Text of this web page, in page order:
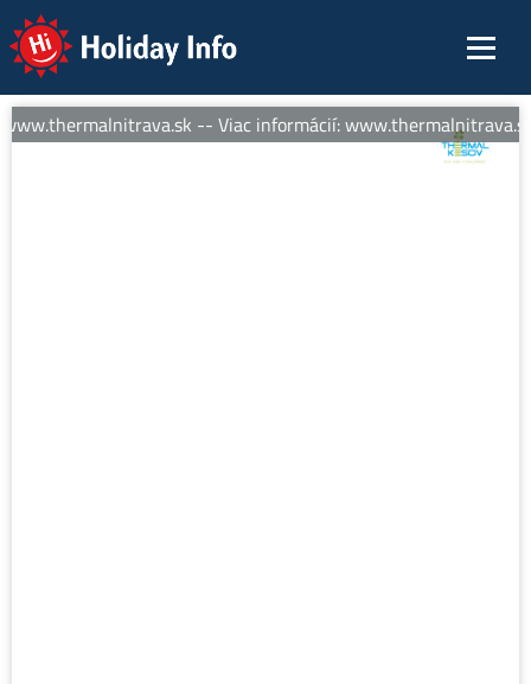
Holiday Info
-- Viac informácií: www.thermalnitrava.sk